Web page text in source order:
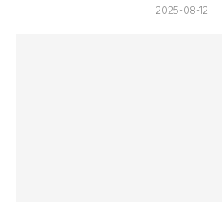
2025-08-12